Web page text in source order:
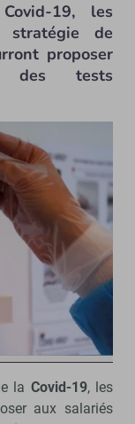
19, les
stratégie de
proposer
des tests
encadré des
- © D.R.
la Covid-19, les
aux salariés